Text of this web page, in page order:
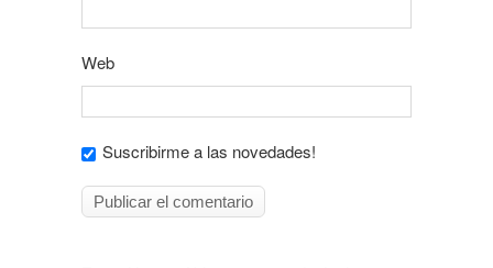
Web
Suscribirme a las novedades!